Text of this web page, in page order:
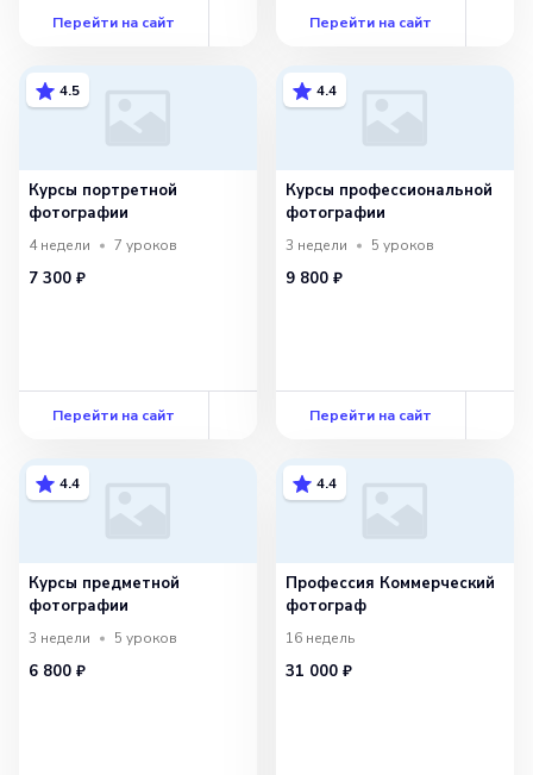
Перейти на сайт Перейти на сайт
4.5
Курсы портретной
фотографии
4 недели 7 уроков
7 300 ₽
Перейти на сайт
4.4
Курсы профессиональной
фотографии
3 недели 5 уроков
9 800 ₽
Перейти на сайт
4.4
Курсы предметной
фотографии
3 недели 5 уроков
6 800 ₽
4.4
Профессия Коммерческий
фотограф
16 недель
31 000 ₽